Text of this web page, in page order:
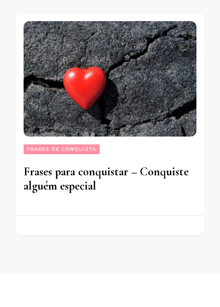
FRASES DE CONQUISTA
Frases para conquistar – Conquiste
alguém especial